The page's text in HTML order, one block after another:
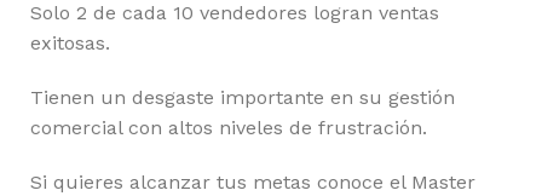
Solo 2 de cada 10 vendedores logran ventas
exitosas.
Tienen un desgaste importante en su gestión
comercial con altos niveles de frustración.
Si quieres alcanzar tus metas conoce el Master